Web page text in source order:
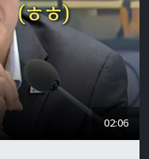
02:06